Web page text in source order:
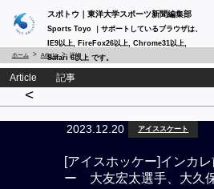
スポトウ｜東洋大学スポーツ新聞編集部
Sports Toyo ｜サポートしているブラウザは、
IE9以上, FireFox26以上, Chrome31以上,
Safari 6以上 です。
ホーム Article 詳細
Article 記事
<
2023.12.20 アイススケート
[アイスホッケー]インカレ
ー 大友宏太選手、大久